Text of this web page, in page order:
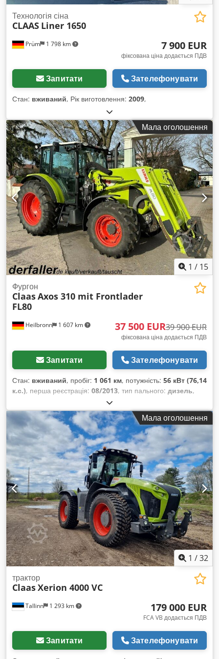
Prüm 1 798 km
Технологія сіна
CLAAS Liner 1650
7 900 EUR
фіксована ціна додається ПДВ
Запитати Зателефонувати
Стан: вживаний, Рік виготовлення: 2009,
Мала оголошення
1 / 15
Heilbronn 1 607 km
Фургон
ClaasAxos 310 mit Frontlader
FL80
37 500 EUR39 900 EUR
фіксована ціна додається ПДВ
Запитати Зателефонувати
Стан: вживаний, пробіг: 1 061 км, потужність: 56 кВт (76,14
к.с.), перша реєстрація: 08/2013, тип пального: дизель,
, колір:зелений
механічний, підвіска:інше, кількість місць:2, мотогодини:
1 061 h , Обладнання: кабіна, повний привід,
Мала оголошення
1 /32
Tallinn 1 293 km
трактор
ClaasXerion 4000 VC
179 000 EUR
FCA VB додається ПДВ
Запитати Зателефонувати